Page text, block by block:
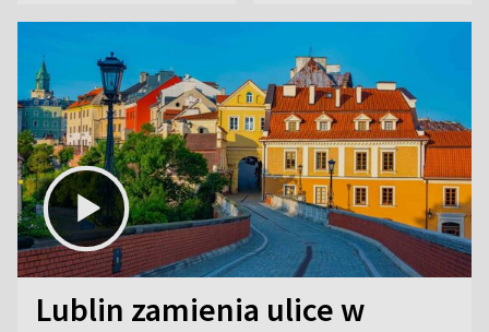
Lublin zamienia ulice w